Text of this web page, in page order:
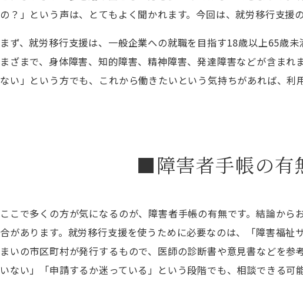
の？」という声は、とてもよく聞かれます。今回は、就労移行支援
まず、就労移行支援は、一般企業への就職を目指す18歳以上65歳
まざまで、身体障害、知的障害、精神障害、発達障害などが含ま
ない」という方でも、これから働きたいという気持ちがあれば、利
■障害者手帳の有
ここで多くの方が気になるのが、障害者手帳の有無です。結論か
合があります。就労移行支援を使うために必要なのは、「障害福
まいの市区町村が発行するもので、医師の診断書や意見書などを
いない」「申請するか迷っている」という段階でも、相談できる可